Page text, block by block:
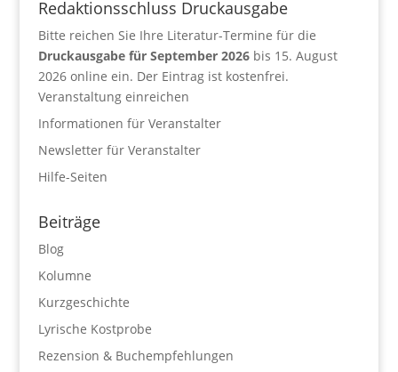
Redaktionsschluss Druckausgabe
Bitte reichen Sie Ihre Literatur-Termine für die
Druckausgabe für September 2026bis 15. August
2026 online ein. Der Eintrag ist kostenfrei.
Veranstaltung einreichen
Informationen für Veranstalter
Newsletter für Veranstalter
Hilfe-Seiten
Beiträge
Blog
Kolumne
Kurzgeschichte
Lyrische Kostprobe
Rezension & Buchempfehlungen